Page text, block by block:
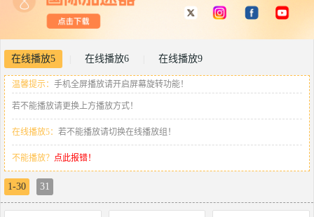
在线播放5 在线播放6 在线播放9
温馨提示： 手机全屏播放请开启屏幕旋转功能！
若不能播放请更换上方播放方式！
在线播放5： 若不能播放请切换在线播放组！
不能播放？ 点此报错！
1-30 31